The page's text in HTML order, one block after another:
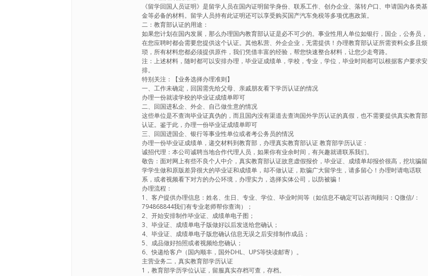
《留学回国人员证明》是留学人员在国内证明留学身份、联系工作、创办企业、落转户口、申请国内各类基
金等必备的材料。留学人员持有此证明还可以享受购买国产汽车免税等多项优惠政策。
二：教育部认证的用途：
如果您计划在国内发展，那么办理国内教育部认证是必不可少的。事业性用人单位如银行，国企，公务员，
在您应聘时都会需要您提供这个认证。其他私营、外企企业，无需提供！办理教育部认证所需资料众多且烦
琐，所有材料您都必须提供原件，我们凭借丰富的经验，帮您快速整合材料，让您少走弯路。
注：上述材料，随时都可以安排办理，毕业证成绩单，学校，专业，学位，毕业时间都可以根据客户要求安
排。
特别关注：【业务选择办理准则】
一、工作未确定，回国需先给父母、亲戚朋友看下学历认证的情况
办理一份就读学校的毕业证成绩单即可
二、回国进私企、外企、自己做生意的情况
这些单位是不查询毕业证真伪的，而且国内没有渠道去查询国外学历认证的真假，也不需要提供真实教育部
认证。鉴于此，办理一份毕业证成绩单即可
三、回国进国企、银行等事业性单位或者考公务员的情况
办理一份毕业证成绩单，递交材料到教育部，办理真实教育部认证 教育部学历认证：
诚招代理：本公司诚聘当地合作代理人员，如果你有业余时间，有兴趣就请联系我们。
敬告：面对网上有些不良个人中介，真实教育部认证故意虚假报价，毕业证、成绩单却报价很高，挖坑骗留
学学生做和原版差异很大的毕业证和成绩单，却不做认证，欺骗广大留学生，请多留心！办理时请电话联
系，或者视频看下对方的办公环境，办理实力，选择实体公司，以防被骗！
办理流程：
1、客户提供办理信息：姓名、生日、专业、学位、毕业时间等（如信息不确定可以咨询顾问：Q微信/：
794868844我们有专业老师帮你查询）；
2、开始安排制作毕业证、成绩单电子图；
3、毕业证、成绩单电子版做好以后发送给您确认；
4、毕业证、成绩单电子版您确认信息无误之后安排制作成品；
5、成品做好拍照或者视频给您确认；
6、快递给客户（国内顺丰，国外DHL、UPS等快读邮寄）。
主营业务二，真实教育部学历认证
1，教育部学历学位认证，留服真实存档可查，存档。